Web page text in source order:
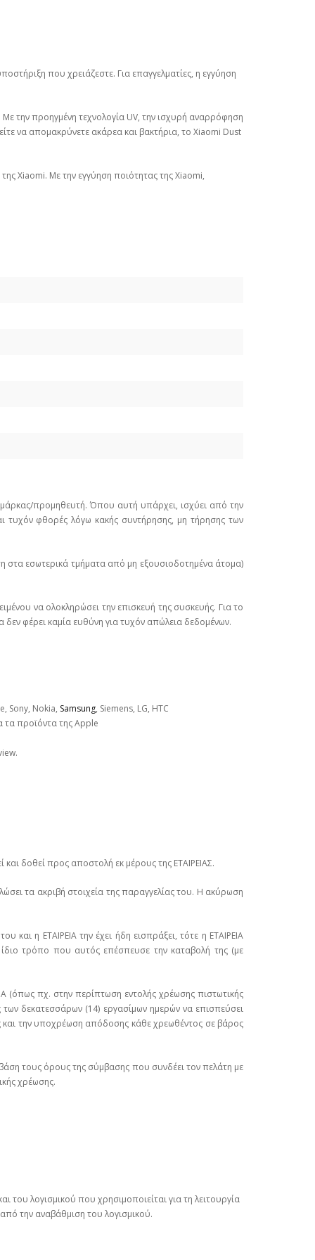
που χρειάζεστε. Για επαγγελματίες, η εγγύηση
την προηγμένη τεχνολογία UV, την ισχυρή αναρρόφηση
να απομακρύνετε ακάρεα και βακτήρια, το Xiaomi Dust
Xiaomi. Με την εγγύηση ποιότητας της Xiaomi,
προμηθευτή. Όπου αυτή υπάρχει, ισχύει από την
τυχόν φθορές λόγω κακής συντήρησης, μη τήρησης των
στα εσωτερικά τμήματα από μη εξουσιοδοτημένα άτομα)
να ολοκληρώσει την επισκευή της συσκευής. Για το
φέρει καμία ευθύνη για τυχόν απώλεια δεδομένων.
Sony, Nokia, Samsung, Siemens, LG, HTC
τα προϊόντα της Apple
δοθεί προς αποστολή εκ μέρους της ΕΤΑΙΡΕΙΑΣ.
τα ακριβή στοιχεία της παραγγελίας του. Η ακύρωση
η ΕΤΑΙΡΕΙΑ την έχει ήδη εισπράξει, τότε η ΕΤΑΙΡΕΙΑ
τρόπο που αυτός επέσπευσε την καταβολή της (με
(όπως πχ. στην περίπτωση εντολής χρέωσης πιστωτικής
των δεκατεσσάρων (14) εργασίμων ημερών να επισπεύσει
και την υποχρέωση απόδοσης κάθε χρεωθέντος σε βάρος
βάση τους όρους της σύμβασης που συνδέει τον πελάτη με
χρέωσης.
του λογισμικού που χρησιμοποιείται για τη λειτουργία
την αναβάθμιση του λογισμικού.